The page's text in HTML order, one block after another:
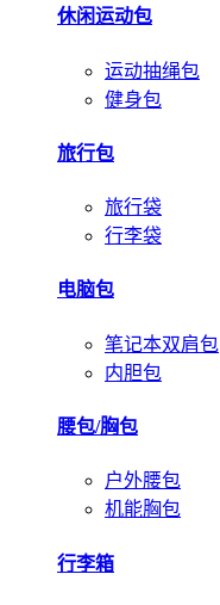
休闲运动包
运动抽绳包
健身包
旅行包
旅行袋
行李袋
电脑包
笔记本双肩包
内胆包
腰包/胸包
户外腰包
机能胸包
行李箱